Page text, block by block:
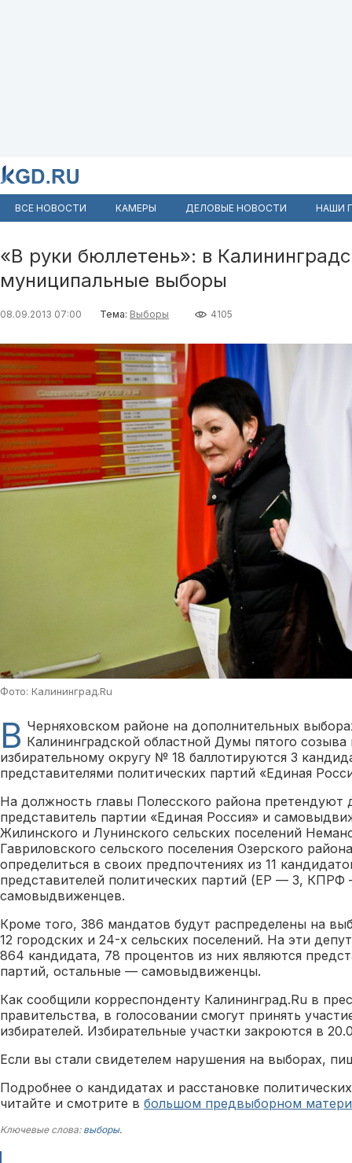
ВСЕ НОВОСТИ КАМЕРЫ ДЕЛОВЫЕ НОВОСТИ НАШИ
«В руки бюллетень»: в
муниципальные выборы
08.09.2013 07:00 Тема: Выборы 4105
Фото: Калининград.Ru
В Черняховском районе на дополнительных
Калининградской областной Думы пятого
избирательному округу № 18 баллотируются 3
представителями политических партий «Единая
На должность главы Полесского района претендуют
представитель партии «Единая Россия» и
Жилинского и Лунинского сельских поселений
Гавриловского сельского поселения Озерского
определиться в своих предпочтениях из 11
представителей политических партий (ЕР — 3,
самовыдвиженцев.
Кроме того, 386 мандатов будут распределены на
12 городских и 24-х сельских поселений. На эти
864 кандидата, 78 процентов из них являются
партий, остальные — самовыдвиженцы.
Как сообщили корреспонденту Калининград.Ru в
правительства, в голосовании смогут принять
избирателей. Избирательные участки закроются в
Если вы стали свидетелем нарушения на выборах,
Подробнее о кандидатах и расстановке
читайте и смотрите в большом предвыборном
Ключевые слова: выборы.